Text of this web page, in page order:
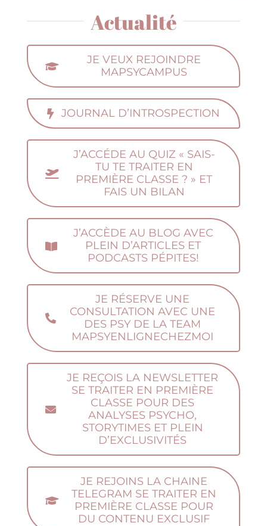
Actualité
JE VEUX REJOINDRE
MAPSYCAMPUS
JOURNAL D’INTROSPECTION
J’ACCÉDE AU QUIZ « SAIS-
TU TE TRAITER EN
PREMIÈRE CLASSE ? » ET
FAIS UN BILAN
J’ACCÈDE AU BLOG AVEC
PLEIN D’ARTICLES ET
PODCASTS PÉPITES!
JE RÉSERVE UNE
CONSULTATION AVEC UNE
DES PSY DE LA TEAM
MAPSYENLIGNECHEZMOI
JE REÇOIS LA NEWSLETTER
SE TRAITER EN PREMIÈRE
CLASSE POUR DES
ANALYSES PSYCHO,
STORYTIMES ET PLEIN
D’EXCLUSIVITÉS
JE REJOINS LA CHAINE
TELEGRAM SE TRAITER EN
PREMIÈRE CLASSE POUR
DU CONTENU EXCLUSIF